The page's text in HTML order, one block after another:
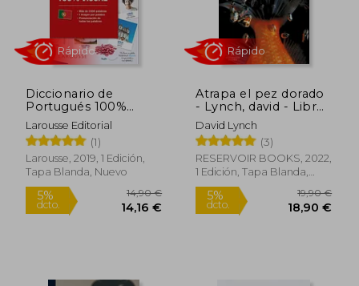
Rápido Rápido
Diccionario de
Portugués 100%
Visual
Larousse Editorial
(1)
Larousse, 2019, 1 Edición,
Tapa Blanda, Nuevo
Atrapa el pez dorado
- Lynch, david - Libro
Físico
David Lynch
(3)
RESERVOIR BOOKS, 2022,
1 Edición, Tapa Blanda,
Nuevo